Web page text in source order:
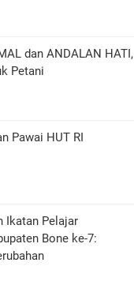
dan ANDALAN HATI,
Petani
Pawai HUT RI
Ikatan Pelajar
Bone ke-7: